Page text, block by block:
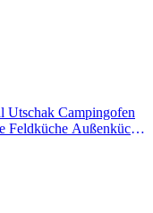
Utschak Campingofen
Feldküche Außenküche